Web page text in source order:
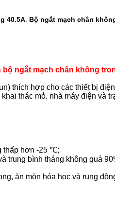
40.5A, Bộ ngắt mạch chân
bộ ngắt mạch chân không
thích hợp cho các thiết bị
thác mỏ, nhà máy điện và
thấp hơn -25 ℃;
trung bình tháng không quá
ăn mòn hóa học và rung